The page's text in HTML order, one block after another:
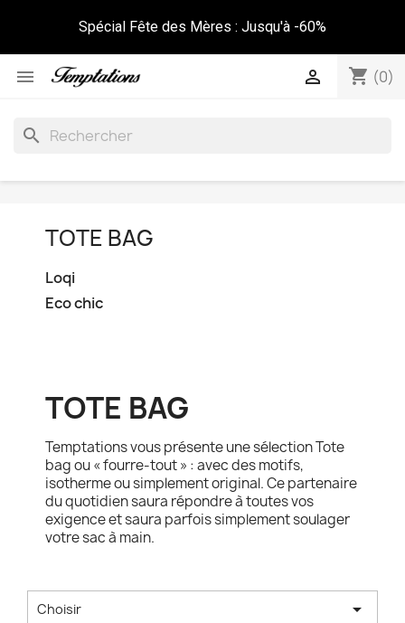
Spécial Fête des Mères : Jusqu'à -60%
 shopping_cart (0)

search
TOTE BAG
Loqi
Eco chic
TOTE BAG
Temptations vous présente une sélection Tote
bag ou « fourre-tout » : avec des motifs,
isotherme ou simplement original. Ce partenaire
du quotidien saura répondre à toutes vos
exigence et saura parfois simplement soulager
votre sac à main.
Choisir 